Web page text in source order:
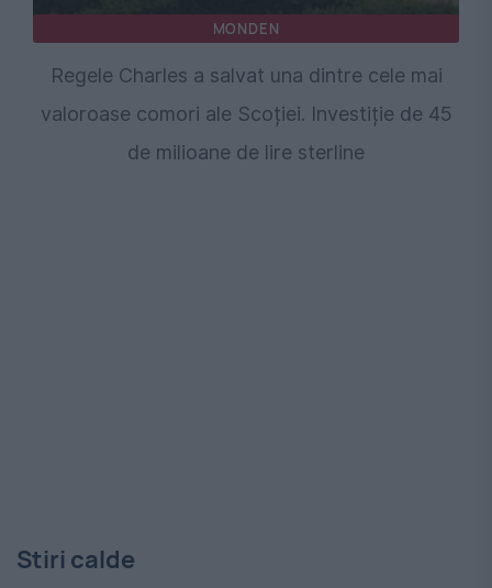
MONDEN
Regele Charles a salvat una dintre cele mai
valoroase comori ale Scoției. Investiție de 45
de milioane de lire sterline
Stiri calde